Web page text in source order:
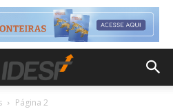
Página 2